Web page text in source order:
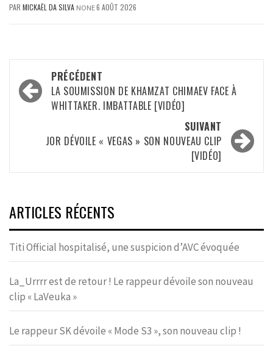
PAR MICKAËL DA SILVA NONE6 AOÛT 2026
Navigation
d’article
PRÉCÉDENT
LA SOUMISSION DE KHAMZAT CHIMAEV FACE À
WHITTAKER. IMBATTABLE [VIDÉO]
SUIVANT
JOR DÉVOILE « VEGAS » SON NOUVEAU CLIP
[VIDÉO]
ARTICLES RÉCENTS
Titi Official hospitalisé, une suspicion d’AVC évoquée
La_Urrrr est de retour ! Le rappeur dévoile son nouveau
clip « LaVeuka »
Le rappeur SK dévoile « Mode S3 », son nouveau clip !